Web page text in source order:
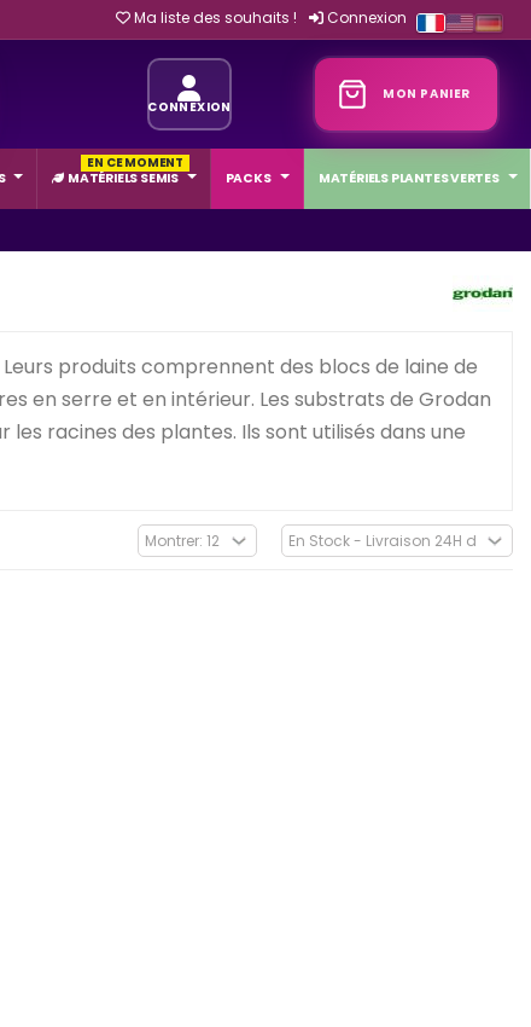
Connexion
Ma liste des souhaits !
MON PANIER
CONNEXION
MATÉRIELS SEMIS
EN CE MOMENT
PACKS
MATÉRIELS PLANTES VERTES
produits comprennent des blocs de laine de
en serre et en intérieur. Les substrats de Grodan
racines des plantes. Ils sont utilisés dans une